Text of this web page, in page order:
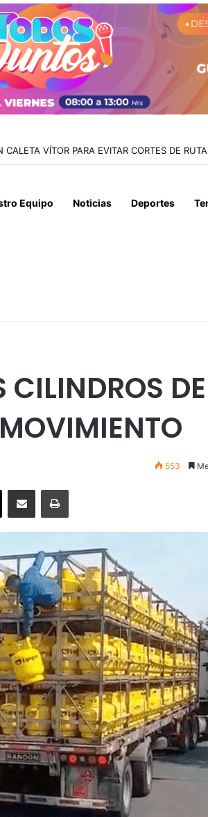
VÍTOR PARA EVITAR CORTES DE
Equipo Noticias Deportes
CILINDROS
553
X Enviar vía email Imprimir